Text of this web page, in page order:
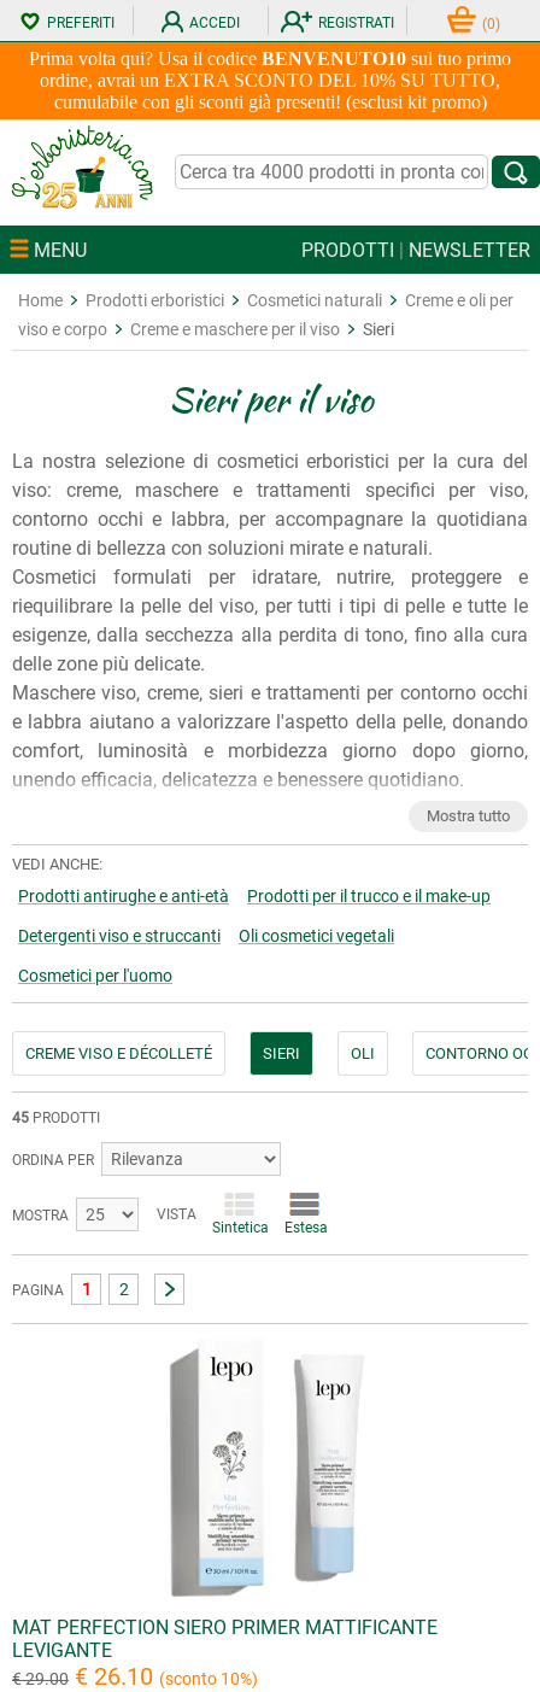
Prima volta qui? Usa il codice BENVENUTO10 sul tuo primo
ordine, avrai un EXTRA SCONTO DEL 10% SU TUTTO,
cumulabile con gli sconti già presenti! (esclusi kit promo)
PREFERITI ACCEDI REGISTRATI (0)
MENU PRODOTTI | NEWSLETTER
Home Prodotti erboristici Cosmetici naturali
Creme e oli per
viso e corpo
Creme e maschere per il viso Sieri
Sieri per il viso
La nostra selezione di cosmetici erboristici per la cura del
viso: creme, maschere e trattamenti specifici per viso,
contorno occhi e labbra, per accompagnare la quotidiana
routine di bellezza con soluzioni mirate e naturali.
Cosmetici formulati per idratare, nutrire, proteggere e
riequilibrare la pelle del viso, per tutti i tipi di pelle e tutte le
esigenze, dalla secchezza alla perdita di tono, fino alla cura
delle zone più delicate.
Maschere viso, creme, sieri e trattamenti per contorno occhi
e labbra aiutano a valorizzare l'aspetto della pelle, donando
comfort, luminosità e morbidezza giorno dopo giorno,
unendo efficacia, delicatezza e benessere quotidiano.
Per qualunque consiglio sull'utilizzo dei nostri prodotti, puoi
impegno. Per ulteriori informazioni, inoltre, puoi consultare
gliArticoli di approfondimentosul nostro blog.
Mostra tutto
VEDI ANCHE:
Prodotti antirughe e anti-età Prodotti per il trucco e il make-up
Detergenti viso e struccanti Oli cosmetici vegetali
Cosmetici per l'uomo
CREME VISO E DÉCOLLETÉ SIERI OLI CONTORNO
45 PRODOTTI
ORDINA PER
MOSTRA VISTA
Sintetica Estesa
PAGINA 1 2
MAT PERFECTION SIERO PRIMER MATTIFICANTE
LEVIGANTE
€ 29.00 € 26.10 (sconto 10%)